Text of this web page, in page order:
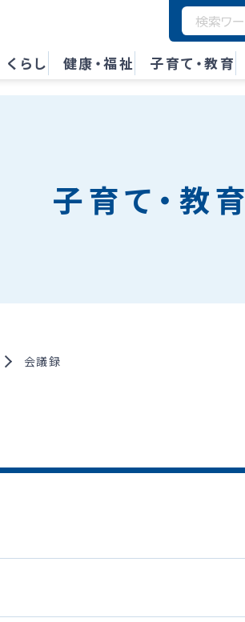
くらし 健康・福祉 子育て・教育
子育て・教育
会議録